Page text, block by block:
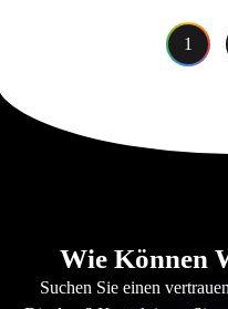
1
Wie Können
Suchen Sie einen